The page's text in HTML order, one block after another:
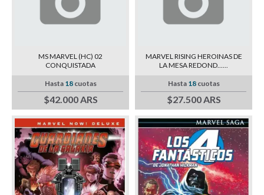
MS MARVEL (HC) 02
CONQUISTADA
Hasta 18cuotas
$42.000 ARS
MARVEL RISING HEROINAS DE
LA MESA REDOND......
Hasta 18cuotas
$27.500 ARS